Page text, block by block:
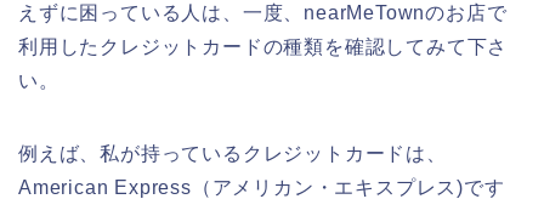
えずに困っている人は、一度、nearMeTownのお店で
利用したクレジットカードの種類を確認してみて下さ
い。
例えば、私が持っているクレジットカードは、
American Express（アメリカン・エキスプレス)です